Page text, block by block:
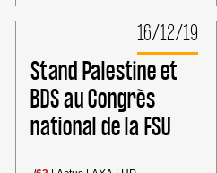
FESTIVAL
CLERMONT-
FD
16/12/19
Stand Palestine et
BDS au Congrès
national de la FSU